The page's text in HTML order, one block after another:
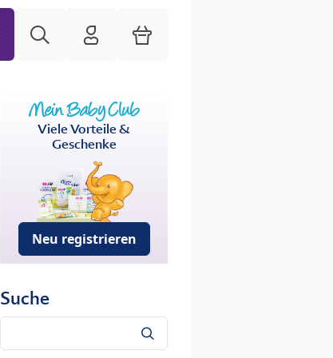
HiPP Mein Babyclub
Warenkorb
Viele Vorteile &
Geschenke
Neu registrieren
Suche